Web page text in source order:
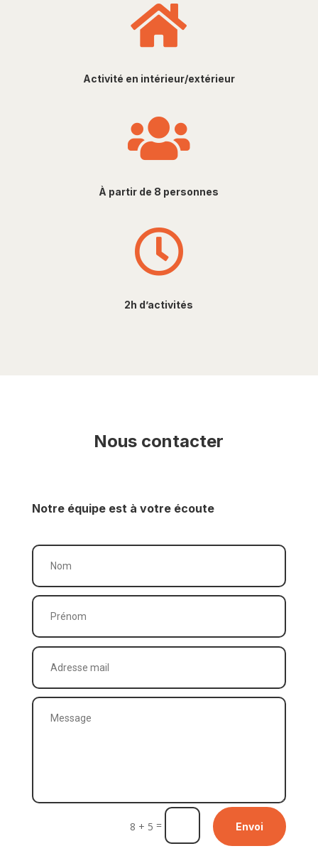

Activité en intérieur/extérieur

À partir de 8 personnes

2h d’activités
Nous contacter
Notre équipe est à votre écoute
8 + 5 = Envoi